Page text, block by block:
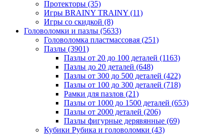
Протекторы (35)
Игры BRAINY TRAINY (11)
Игры со скидкой (8)
Головоломки и пазлы (5633)
Головоломка пластмассовая (251)
Пазлы (3901)
Пазлы от 20 до 100 деталей (1163)
Пазлы до 20 деталей (648)
Пазлы от 300 до 500 деталей (422)
Пазлы от 100 до 300 деталей (718)
Рамки для пазлов (21)
Пазлы от 1000 до 1500 деталей (653)
Пазлы от 2000 деталей (206)
Пазлы фигурные дерявянные (69)
Кубики Рубика и головоломки (43)